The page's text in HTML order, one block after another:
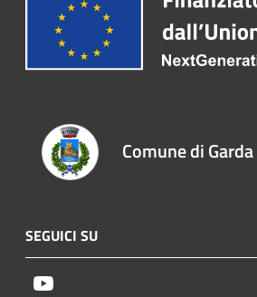
Comune di Garda
SEGUICI SU